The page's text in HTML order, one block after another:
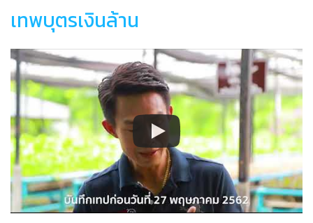
เทพบุตรเงินล้าน